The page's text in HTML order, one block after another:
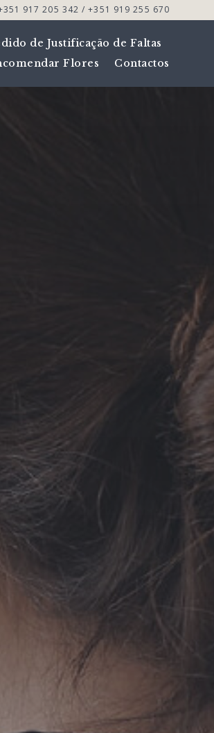
917 205 342 / +351 919 255 670
de Justificação de Faltas
Flores
Contactos